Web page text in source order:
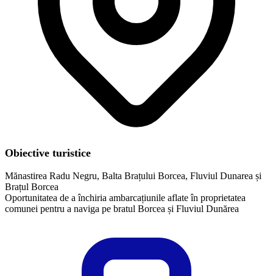
Obiective turistice
Mănastirea Radu Negru, Balta Brațului Borcea, Fluviul Dunarea și
Brațul Borcea
Oportunitatea de a închiria ambarcațiunile aflate în proprietatea
comunei pentru a naviga pe bratul Borcea și Fluviul Dunărea